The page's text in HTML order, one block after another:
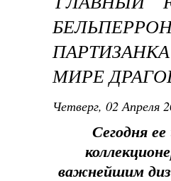
МИРЕ
Четверг, 02 Апреля
Сегодня
важнейшим